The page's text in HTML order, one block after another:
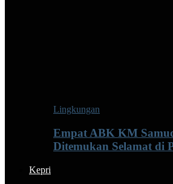
Lingkungan
Empat ABK KM
Ditemukan Selamat di
Kepri